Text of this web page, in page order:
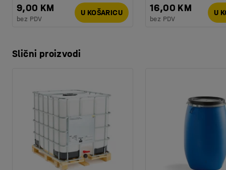
9,00 KM
bez PDV
U KOŠARICU 16,00 KM
bez PDV
U
Slični proizvodi